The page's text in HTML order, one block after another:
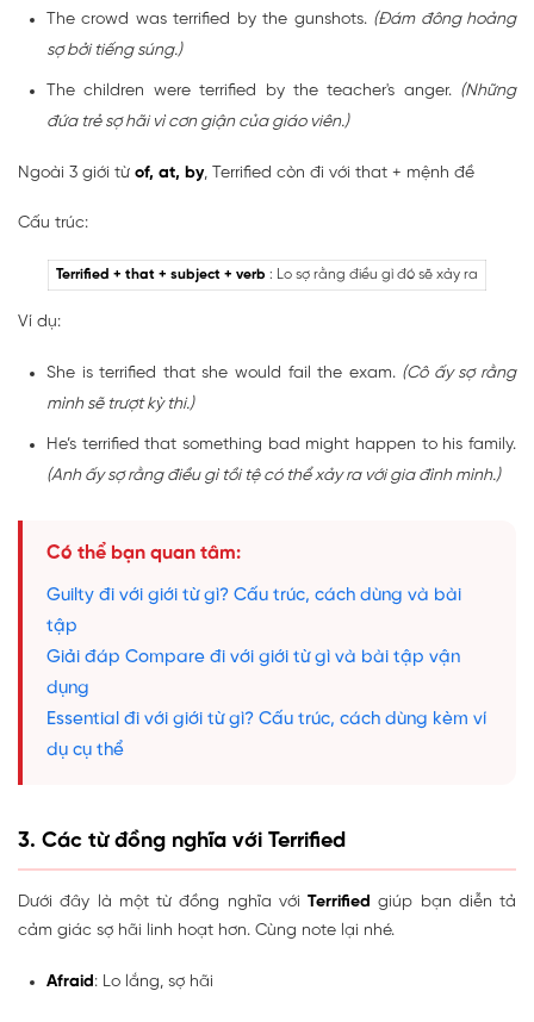
The crowd was terrified by the gunshots. (Đám đông hoảng
sợ bởi tiếng súng.)
The children were terrified by the teacher's anger. (Những
đứa trẻ sợ hãi vì cơn giận của giáo viên.)
Ngoài 3 giới từ of, at, by, Terrified còn đi với that + mệnh đề
Cấu trúc:
Terrified + that + subject + verb : Lo sợ rằng điều gì đó sẽ xảy ra
Ví dụ:
She is terrified that she would fail the exam. (Cô ấy sợ rằng
mình sẽ trượt kỳ thi.)
He’s terrified that something bad might happen to his family.
(Anh ấy sợ rằng điều gì tồi tệ có thể xảy ra với gia đình mình.)
Có thể bạn quan tâm:
Guilty đi với giới từ gì? Cấu trúc, cách dùng và bài
tập
Giải đáp Compare đi với giới từ gì và bài tập vận
dụng
Essential đi với giới từ gì? Cấu trúc, cách dùng kèm ví
dụ cụ thể
3. Các từ đồng nghĩa với Terrified
Dưới đây là một từ đồng nghĩa với Terrifiedgiúp bạn diễn tả
cảm giác sợ hãi linh hoạt hơn. Cùng note lại nhé.
Afraid: Lo lắng, sợ hãi